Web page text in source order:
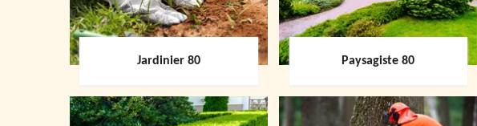
Jardinier 80 Paysagiste 80